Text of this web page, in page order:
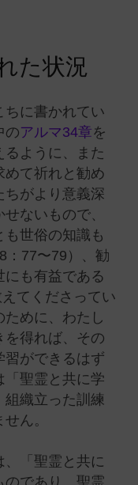
た状況
ちに書かれてい
のアルマ34章を
ように、また
めて祈れと勧め
ちがより意義深
ないもので、
世俗の知識も
77〜79）
勧
も有益である
えてくださってい
ために、わたし
を得れば、その
習ができるはず
「聖霊と共に学
織立った訓練
ん。
「聖霊と共に